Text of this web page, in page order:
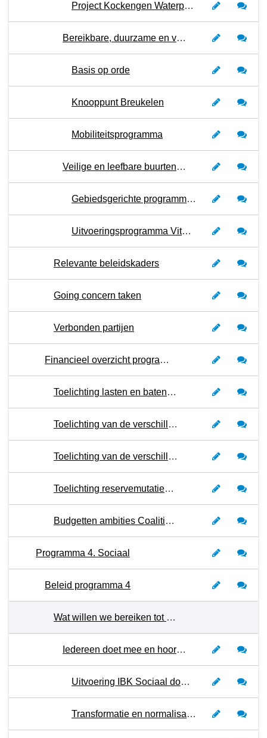
Project Kockengen Waterproof
Bereikbare, duurzame en verkeersveilige mobiliteit
Basis op orde
Knooppunt Breukelen
Mobiliteitsprogramma
Veilige en leefbare buurten, dorpen en landelijk gebied
Gebiedsgerichte programma’s
Uitvoeringsprogramma Vitaal Platteland (Westelijk Veenweide gebied)
Relevante beleidskaders
Going concern taken
Verbonden partijen
Financieel overzicht programma 3
Toelichting lasten en baten per soort kosten
Toelichting van de verschillen in de lasten van begroting 2024 versus 2023
Toelichting van de verschillen in de baten van begroting 2024 versus 2023
Toelichting reservemutaties 2024
Budgetten ambities Coalitieakkoord 2022-2026
Programma 4. Sociaal
Beleid programma 4
Wat willen we bereiken tot en met 2027?
Iedereen doet mee en hoort erbij
Uitvoering IBK Sociaal domein
Transformatie en normalisatie